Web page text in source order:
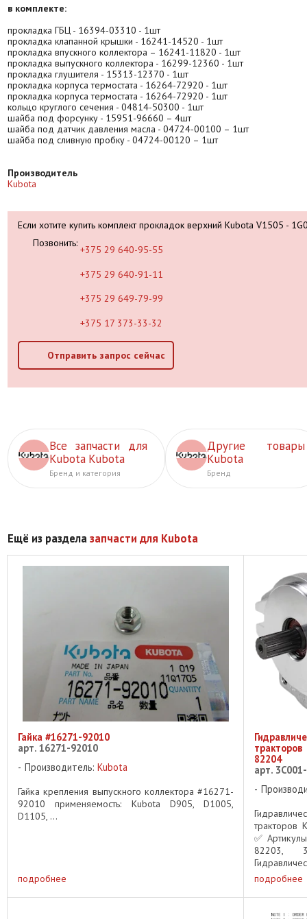
в комплекте:
прокладка ГБЦ - 16394-03310 - 1шт
прокладка клапанной крышки - 16241-14520 - 1шт
прокладка впускного коллектора – 16241-11820 - 1шт
прокладка выпускного коллектора - 16299-12360 - 1шт
прокладка глушителя - 15313-12370 - 1шт
прокладка корпуса термостата - 16264-72920 - 1шт
прокладка корпуса термостата - 16264-72920 - 1шт
кольцо круглого сечения - 04814-50300 - 1шт
шайба под форсунку - 15951-96660 – 4шт
шайба под датчик давления масла - 04724-00100 – 1шт
шайба под сливную пробку - 04724-00120 – 1шт
Производитель
Kubota
Если хотите купить комплект прокладок верхний Kubota V1505 -
Позвонить:
+375 29 640-95-55
+375 29 640-91-11
+375 29 649-79-99
+375 17 373-33-32
Отправить запрос сейчас
Все запчасти для
Kubota Kubota
Бренд и категория
Другие товары
Kubota
Бренд
Ещё из разделазапчасти для Kubota
Гайка #16271-92010
арт. 16271-92010
Производитель: Kubota
Гайка крепления выпускного коллектора #16271-
92010 применяемость: Kubota D905, D1005,
D1105, ...
подробнее
82204
арт.
тракторов
✅
82203,
M85 ...
подробнее